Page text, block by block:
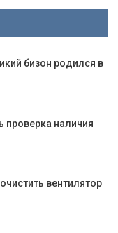
бизон родился в
проверка наличия
вентилятор